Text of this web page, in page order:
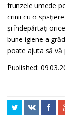
frunzele umede
crinii cu o
și îndepărtați
bune igiene a
poate ajuta să vă
Published: